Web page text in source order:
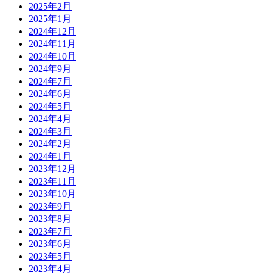
2025年2月
2025年1月
2024年12月
2024年11月
2024年10月
2024年9月
2024年7月
2024年6月
2024年5月
2024年4月
2024年3月
2024年2月
2024年1月
2023年12月
2023年11月
2023年10月
2023年9月
2023年8月
2023年7月
2023年6月
2023年5月
2023年4月